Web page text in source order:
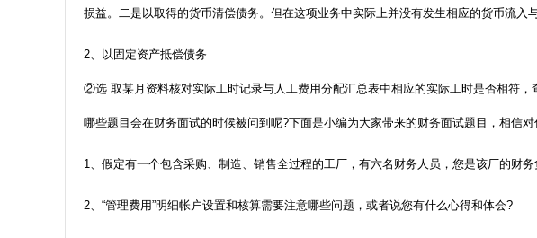
损益。二是以取得的货币清偿债务。但在这项业务中实际上并没有发生相应的货币流入与
2、以固定资产抵偿债务
②选 取某月资料核对实际工时记录与人工费用分配汇总表中相应的实际工时是否相符，
哪些题目会在财务面试的时候被问到呢?下面是小编为大家带来的财务面试题目，相信对
1、假定有一个包含采购、制造、销售全过程的工厂，有六名财务人员，您是该厂的财
2、“管理费用”明细帐户设置和核算需要注意哪些问题，或者说您有什么心得和体会?